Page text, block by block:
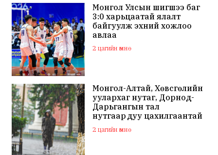
Монгол Улсын шигшээ баг
3:0 харьцаатай ялалт
байгуулж эхний хожлоо
авлаа
2 цагийн өмнө
Монгол-Алтай, Хөвсгөлийн
уулархаг нутаг, Дорнод-
Дарьгангын тал
нутгаар дуу цахилгаантай
аадар бороо орно
2 цагийн өмнө